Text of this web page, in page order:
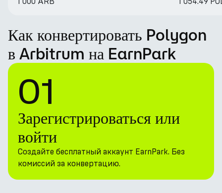
Как конвертировать Polygon
в Arbitrum на EarnPark
01
Зарегистрироваться или
войти
Создайте бесплатный аккаунт EarnPark. Без
комиссий за конвертацию.